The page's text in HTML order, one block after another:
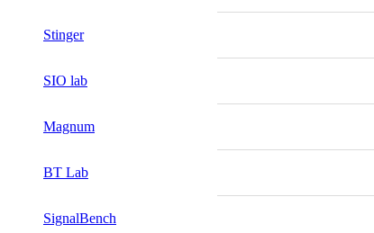
Stinger
SIO lab
Magnum
BT Lab
SignalBench